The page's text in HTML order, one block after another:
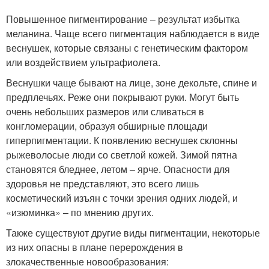
Повышенное пигментирование – результат избытка
меланина. Чаще всего пигментация наблюдается в виде
веснушек, которые связаны с генетическим фактором
или воздействием ультрафиолета.
Веснушки чаще бывают на лице, зоне декольте, спине и
предплечьях. Реже они покрывают руки. Могут быть
очень небольших размеров или сливаться в
конгломерации, образуя обширные площади
гиперпигментации. К появлению веснушек склонны
рыжеволосые люди со светлой кожей. Зимой пятна
становятся бледнее, летом – ярче. Опасности для
здоровья не представляют, это всего лишь
косметический изъян с точки зрения одних людей, и
«изюминка» – по мнению других.
Также существуют другие виды пигментации, некоторые
из них опасны в плане перерождения в
злокачественные новообразования: